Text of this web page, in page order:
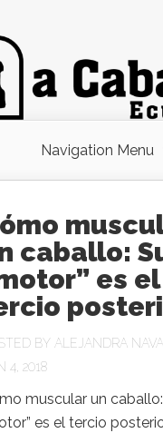
Navigation Menu
caballo:
es el
BY ALEJANDRA
4, 2018
muscular un
es el tercio